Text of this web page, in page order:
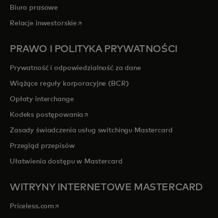
Biuro prasowe
Relacje inwestorskie opens in a new tab
PRAWO I POLITYKA PRYWATNOŚCI
Prywatność i odpowiedzialność za dane
Wiążące reguły korporacyjne (BCR)
Opłaty interchange
Kodeks postępowania opens in a new tab
Zasady świadczenia usług switchingu Mastercard
Przegląd przepisów
Ułatwienia dostępu w Mastercard
WITRYNY INTERNETOWE MASTERCARD
Priceless.com opens in a new tab